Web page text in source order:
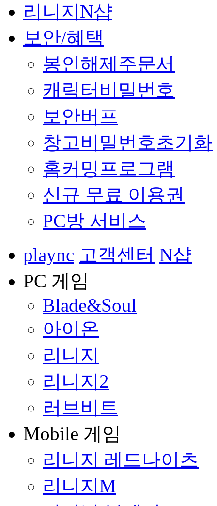
리니지N샵
보안/혜택
봉인해제주문서
캐릭터비밀번호
보안버프
창고비밀번호초기화
홈커밍프로그램
신규 무료 이용권
PC방 서비스
plaync 고객센터 N샵
PC 게임
Blade&Soul
아이온
리니지
리니지2
러브비트
Mobile 게임
리니지 레드나이츠
리니지M